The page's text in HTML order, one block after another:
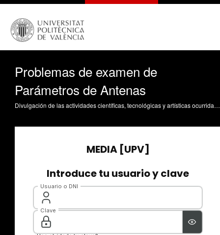
Problemas de examen de
Parámetros de Antenas
Divulgación de las actividades científicas, tecnológicas y artísticas ocurridas en los tres campus de la UPV